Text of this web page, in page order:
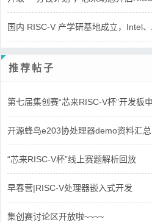
国内 RISC-V 产学研基地成立，Intel
推荐帖子
第七届集创赛“芯来RISC-V杯”开发板
开源蜂鸟e203协处理器demo资料汇总
“芯来RISC-V杯”线上赛题解析回放
早春营|RISC-V处理器嵌入式开发
集创赛讨论区开放啦~~~~